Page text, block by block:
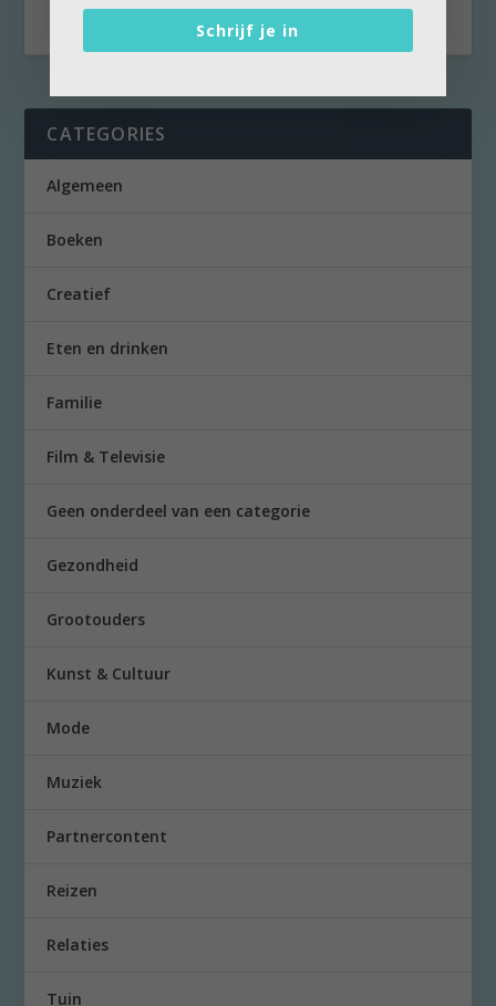
CATEGORIES
Algemeen
Boeken
Creatief
Eten en drinken
Familie
Film & Televisie
Geen onderdeel van een categorie
Gezondheid
Grootouders
Kunst & Cultuur
Mode
Muziek
Partnercontent
Reizen
Relaties
Tuin
Schrijf je in